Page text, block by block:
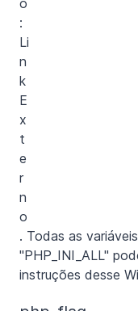
. Todas as
"PHP_INI_ALL"
instruções desse